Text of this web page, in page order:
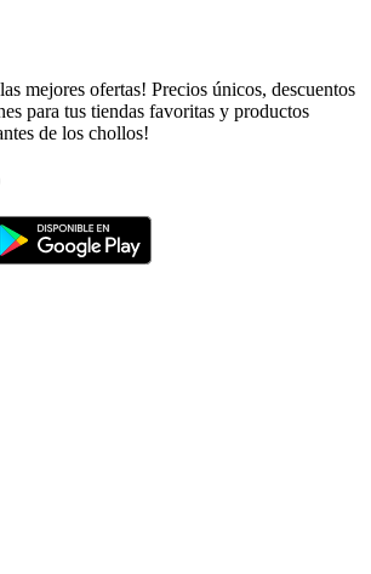
mejores ofertas! Precios únicos, descuentos
para tus tiendas favoritas y productos
de los chollos!